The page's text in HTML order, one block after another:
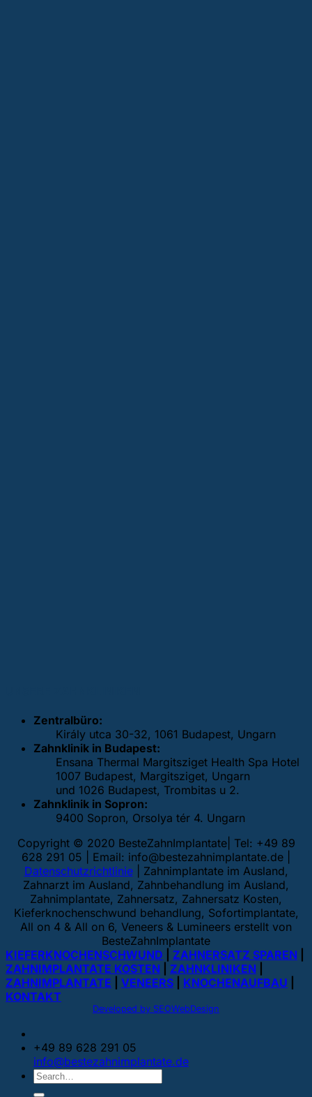
Zentralbüro:
Király utca 30-32, 1061 Budapest, Ungarn
Zahnklinik in Budapest:
Ensana Thermal Margitsziget Health Spa Hotel
1007 Budapest, Margitsziget, Ungarn
und 1026 Budapest, Trombitas u 2.
Zahnklinik in Sopron:
9400 Sopron, Orsolya tér 4. Ungarn
Copyright © 2020 BesteZahnImplantate| Tel: +49 89
628 291 05 | Email: info@bestezahnimplantate.de
Datenschutzrichtlinie| Zahnimplantate im Ausland,
Zahnarzt im Ausland, Zahnbehandlung im Ausland,
Zahnimplantate, Zahnersatz, Zahnersatz Kosten,
Kieferknochenschwund behandlung, Sofortimplantate,
All on 4 & All on 6, Veneers & Lumineers erstellt von
BesteZahnImplantate
KIEFERKNOCHENSCHWUND
ZAHNERSATZ SPAREN
ZAHNIMPLANTATE KOSTEN
ZAHNKLINIKEN
ZAHNIMPLANTATE
VENEERS KNOCHENAUFBAU
KONTAKT
Developed by SEOWebDesign
+49 89 628 291 05
info@bestezahnimplantate.de